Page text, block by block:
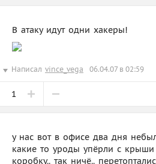
В атаку идут одни хакеры!
Написал vince_vega 06.04.07 в 02:59
1
у нас вот в офисе два дня
какие то уроды упёрли с крыши
коробку.. так ничё..